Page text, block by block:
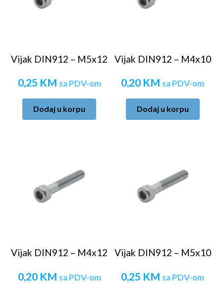
Vijak DIN912 – M5x12
0,25 KM sa PDV-om
Dodaj u korpu
Vijak DIN912 – M4x10
0,20 KM sa PDV-om
Dodaj u korpu
Vijak DIN912 – M4x12
0,20 KM sa PDV-om
Vijak DIN912 – M5x10
0,25 KM sa PDV-om